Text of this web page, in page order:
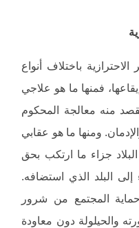
الاحترازية باختلاف أنواع
فمنها ما هو علاجي
منه معالجة المحكوم
ومنها ما هو عقابي
جزاء ما ارتكب بحق
إلى البلد الذي استضافه.
المجتمع من شرور
والحيلولة دون معاودة